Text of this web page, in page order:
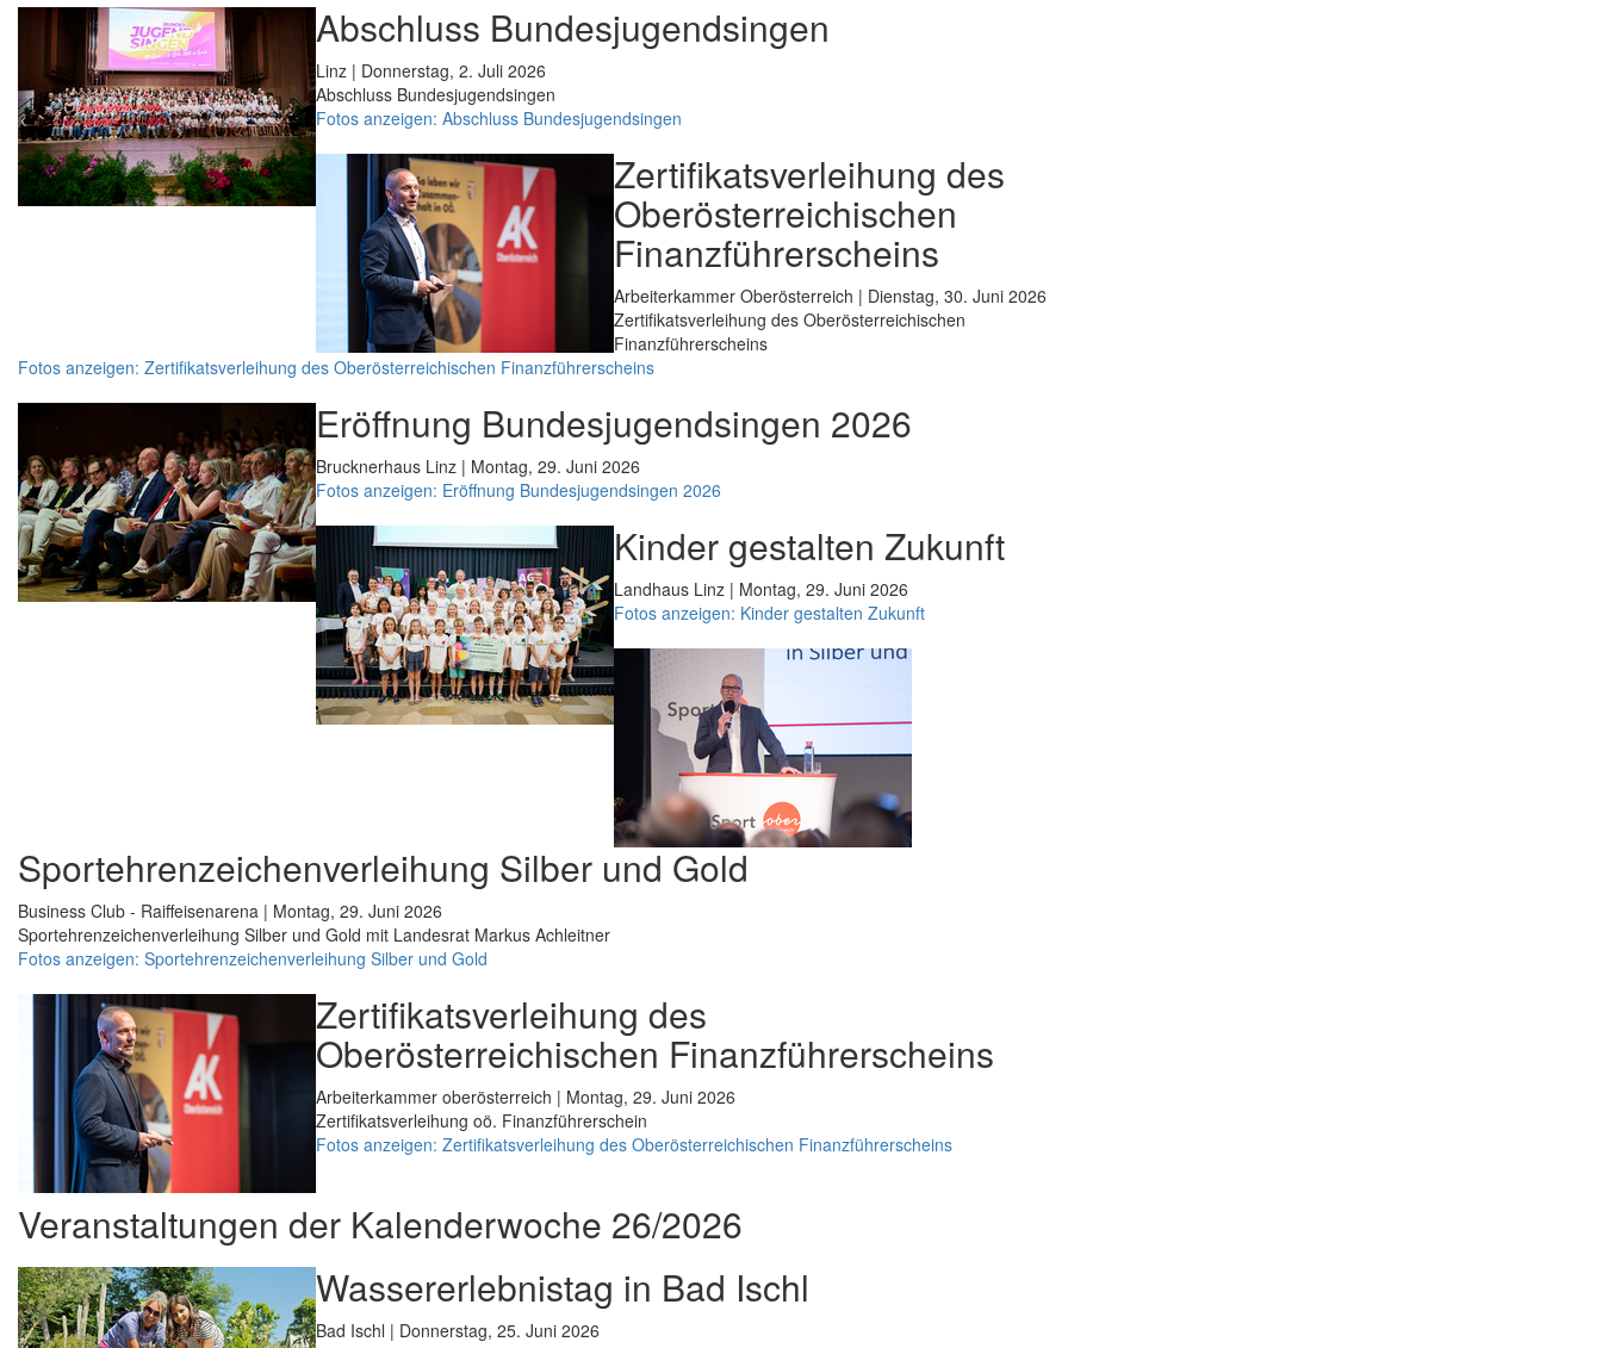
Abschluss Bundesjugendsingen
Linz | Donnerstag, 2. Juli 2026
Abschluss Bundesjugendsingen
Fotos anzeigen: Abschluss Bundesjugendsingen
Zertifikatsverleihung des
Oberösterreichischen
Finanzführerscheins
Arbeiterkammer Oberösterreich | Dienstag, 30. Juni 2026
Zertifikatsverleihung des Oberösterreichischen
Finanzführerscheins
Fotos anzeigen: Zertifikatsverleihung des Oberösterreichischen Finanzführerscheins
Eröffnung Bundesjugendsingen 2026
Brucknerhaus Linz | Montag, 29. Juni 2026
Fotos anzeigen: Eröffnung Bundesjugendsingen 2026
Kinder gestalten Zukunft
Landhaus Linz | Montag, 29. Juni 2026
Fotos anzeigen: Kinder gestalten Zukunft
Sportehrenzeichenverleihung Silber und Gold
Business Club - Raiffeisenarena | Montag, 29. Juni 2026
Sportehrenzeichenverleihung Silber und Gold mit Landesrat Markus Achleitner
Fotos anzeigen: Sportehrenzeichenverleihung Silber und Gold
Zertifikatsverleihung des
Oberösterreichischen Finanzführerscheins
Arbeiterkammer oberösterreich | Montag, 29. Juni 2026
Zertifikatsverleihung oö. Finanzführerschein
Fotos anzeigen: Zertifikatsverleihung des Oberösterreichischen Finanzführerscheins
Veranstaltungen der Kalenderwoche 26/2026
Wassererlebnistag in Bad Ischl
Bad Ischl | Donnerstag, 25. Juni 2026